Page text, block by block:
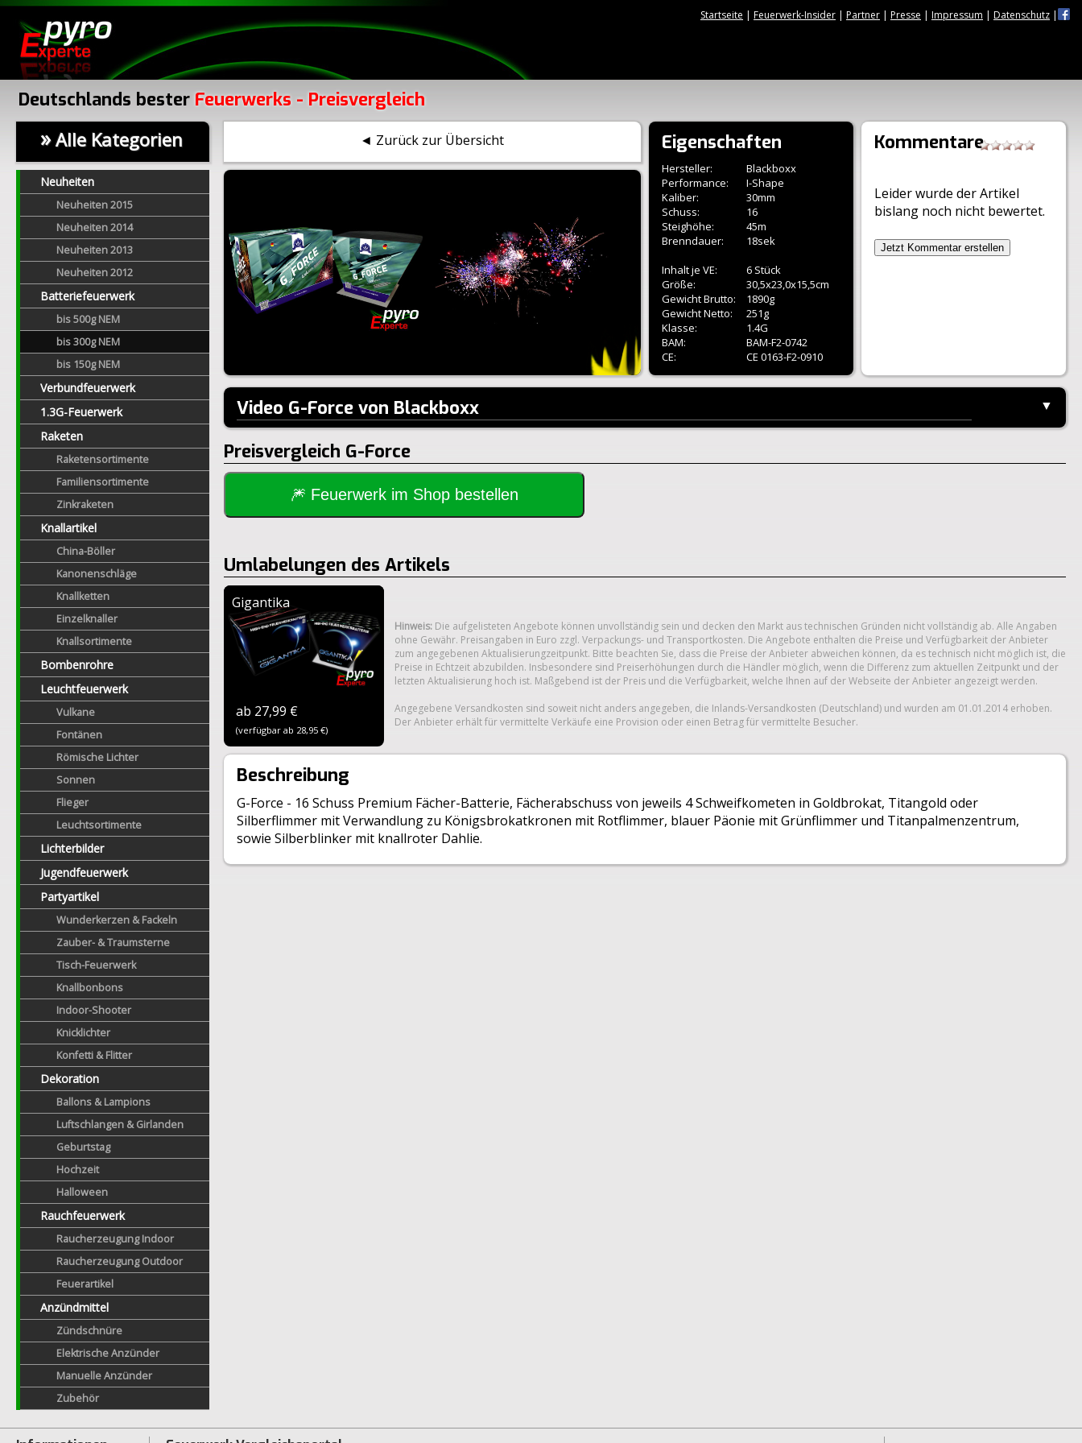
Startseite | Feuerwerk-Insider | Partner | Presse | Impressum | Datenschutz |
Deutschlands bester Feuerwerks - Preisvergleich
»Alle Kategorien
Neuheiten
Neuheiten 2015
Neuheiten 2014
Neuheiten 2013
Neuheiten 2012
Batteriefeuerwerk
bis 500g NEM
bis 300g NEM
bis 150g NEM
Verbundfeuerwerk
1.3G-Feuerwerk
Raketen
Raketensortimente
Familiensortimente
Zinkraketen
Knallartikel
China-Böller
Kanonenschläge
Knallketten
Einzelknaller
Knallsortimente
Bombenrohre
Leuchtfeuerwerk
Vulkane
Fontänen
Römische Lichter
Sonnen
Flieger
Leuchtsortimente
Lichterbilder
Jugendfeuerwerk
Partyartikel
Wunderkerzen & Fackeln
Zauber- & Traumsterne
Tisch-Feuerwerk
Knallbonbons
Indoor-Shooter
Knicklichter
Konfetti & Flitter
Dekoration
Ballons & Lampions
Luftschlangen & Girlanden
Geburtstag
Hochzeit
Halloween
Rauchfeuerwerk
Raucherzeugung Indoor
Raucherzeugung Outdoor
Feuerartikel
Anzündmittel
Zündschnüre
Elektrische Anzünder
Manuelle Anzünder
Zubehör
◄ Zurück zur Übersicht Eigenschaften
Hersteller:
Blackboxx
Performance:
I-Shape
Kaliber:
30mm
Schuss:
16
Steighöhe:
45m
Brenndauer:
18sek
Inhalt je VE:
6 Stück
Größe:
30,5x23,0x15,5cm
Gewicht Brutto:
1890g
Gewicht Netto:
251g
Klasse:
1.4G
BAM:
BAM-F2-0742
CE:
CE 0163-F2-0910
Kommentare
Leider wurde der Artikel
bislang noch nicht bewertet.
Jetzt Kommentar erstellen
Video G-Force von Blackboxx ▼
Preisvergleich G-Force
🎆 Feuerwerk im Shop bestellen
Umlabelungen des Artikels
Gigantika
ab 27,99 €
(verfügbar ab 28,95 €)
Beschreibung
G-Force - 16 Schuss Premium Fächer-Batterie, Fächerabschuss von jeweils 4 Schweifkometen in Goldbrokat, Titangold oder
Silberflimmer mit Verwandlung zu Königsbrokatkronen mit Rotflimmer, blauer Päonie mit Grünflimmer und Titanpalmenzentrum,
sowie Silberblinker mit knallroter Dahlie.
Hinweis:Die aufgelisteten Angebote können unvollständig sein und decken den Markt aus technischen Gründen nicht vollständig ab. Alle Angaben
ohne Gewähr. Preisangaben in Euro zzgl. Verpackungs- und Transportkosten. Die Angebote enthalten die Preise und Verfügbarkeit der Anbieter
zum angegebenen Aktualisierungzeitpunkt. Bitte beachten Sie, dass die Preise der Anbieter abweichen können, da es technisch nicht möglich ist, die
Preise in Echtzeit abzubilden. Insbesondere sind Preiserhöhungen durch die Händler möglich, wenn die Differenz zum aktuellen Zeitpunkt und der
letzten Aktualisierung hoch ist. Maßgebend ist der Preis und die Verfügbarkeit, welche Ihnen auf der Webseite der Anbieter angezeigt werden.
Angegebene Versandkosten sind soweit nicht anders angegeben, die Inlands-Versandkosten (Deutschland) und wurden am 01.01.2014 erhoben.
Der Anbieter erhält für vermittelte Verkäufe eine Provision oder einen Betrag für vermittelte Besucher.